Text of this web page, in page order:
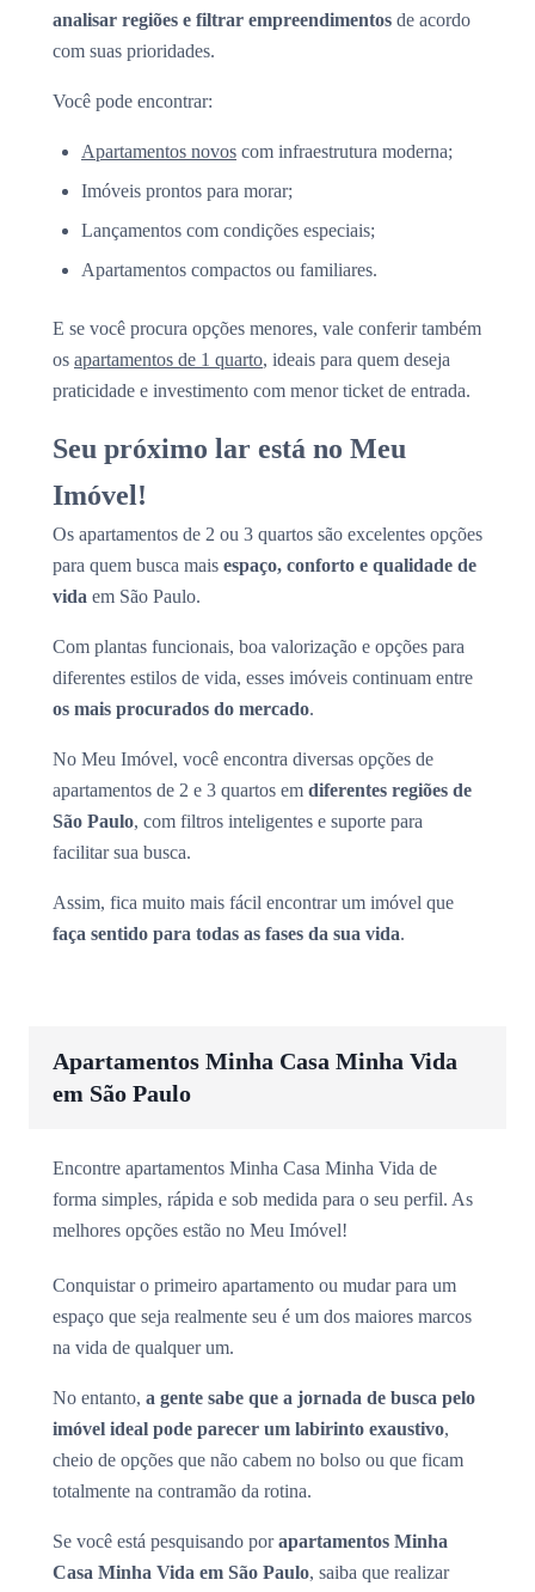
analisar regiões e filtrar empreendimentos de acordo
com suas prioridades.
Você pode encontrar:
Apartamentos novos com infraestrutura moderna;
Imóveis prontos para morar;
Lançamentos com condições especiais;
Apartamentos compactos ou familiares.
E se você procura opções menores, vale conferir também
os apartamentos de 1 quarto, ideais para quem deseja
praticidade e investimento com menor ticket de entrada.
Seu próximo lar está no Meu
Imóvel!
Os apartamentos de 2 ou 3 quartos são excelentes opções
para quem busca mais espaço, conforto e qualidade de
vida em São Paulo.
Com plantas funcionais, boa valorização e opções para
diferentes estilos de vida, esses imóveis continuam entre
os mais procurados do mercado.
No Meu Imóvel, você encontra diversas opções de
apartamentos de 2 e 3 quartos em diferentes regiões de
São Paulo, com filtros inteligentes e suporte para
facilitar sua busca.
Assim, fica muito mais fácil encontrar um imóvel que
faça sentido para todas as fases da sua vida.
Apartamentos Minha Casa Minha Vida
em São Paulo
Encontre apartamentos Minha Casa Minha Vida de
forma simples, rápida e sob medida para o seu perfil. As
melhores opções estão no Meu Imóvel!
Conquistar o primeiro apartamento ou mudar para um
espaço que seja realmente seu é um dos maiores marcos
na vida de qualquer um.
No entanto, a gente sabe que a jornada de busca pelo
imóvel ideal pode parecer um labirinto exaustivo,
cheio de opções que não cabem no bolso ou que ficam
totalmente na contramão da rotina.
Se você está pesquisando porapartamentos Minha
Casa Minha Vida em São Paulo, saiba que realizar